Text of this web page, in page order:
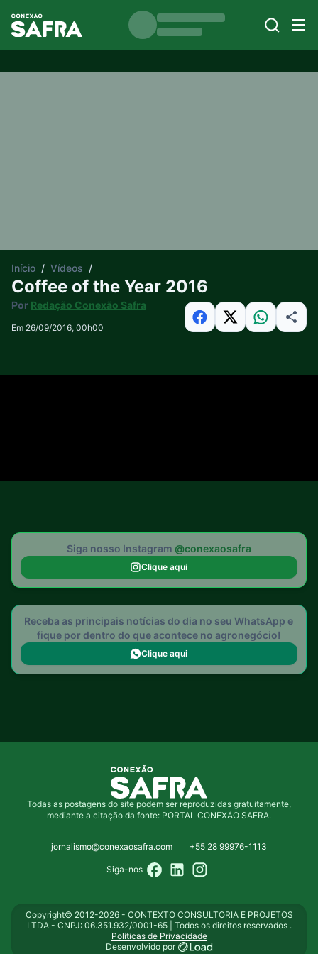
Início / Vídeos /
Coffee of the Year 2016
Por Redação Conexão Safra
Em 26/09/2016, 00h00
Siga nosso Instagram @conexaosafra
Clique aqui
Receba as principais notícias do dia no seu WhatsApp e
fique por dentro do que acontece no agronegócio!
Clique aqui
Todas as postagens do site podem ser reproduzidas gratuitamente,
mediante a citação da fonte: PORTAL CONEXÃO SAFRA.
jornalismo@conexaosafra.com +55 28 99976-1113
Siga-nos
Copyright© 2012-2026 - CONTEXTO CONSULTORIA E PROJETOS
LTDA - CNPJ: 06.351.932/0001-65 | Todos os direitos reservados .
Políticas de Privacidade
Desenvolvido por